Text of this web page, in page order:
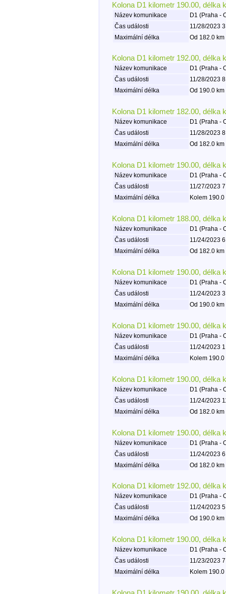
Kolona D1 kilometr 190.00, délka
Název komunikace
D1 (Praha -
Čas události
11/28/2023
Maximální délka
Od 182.0
Kolona D1 kilometr 192.00, délka
Název komunikace
D1 (Praha -
Čas události
11/28/2023
Maximální délka
Od 190.0
Kolona D1 kilometr 182.00, délka
Název komunikace
D1 (Praha -
Čas události
11/28/2023
Maximální délka
Od 182.0
Kolona D1 kilometr 190.00, délka
Název komunikace
D1 (Praha -
Čas události
11/27/2023
Maximální délka
Kolem
Kolona D1 kilometr 188.00, délka
Název komunikace
D1 (Praha -
Čas události
11/24/2023
Maximální délka
Od 182.0
Kolona D1 kilometr 190.00, délka
Název komunikace
D1 (Praha -
Čas události
11/24/2023
Maximální délka
Od 190.0
Kolona D1 kilometr 190.00, délka
Název komunikace
D1 (Praha -
Čas události
11/24/2023
Maximální délka
Kolem
Kolona D1 kilometr 190.00, délka
Název komunikace
D1 (Praha -
Čas události
11/24/2023
Maximální délka
Od 182.0
Kolona D1 kilometr 190.00, délka
Název komunikace
D1 (Praha -
Čas události
11/24/2023
Maximální délka
Od 182.0
Kolona D1 kilometr 192.00, délka
Název komunikace
D1 (Praha -
Čas události
11/24/2023
Maximální délka
Od 190.0
Kolona D1 kilometr 190.00, délka
Název komunikace
D1 (Praha -
Čas události
11/23/2023
Maximální délka
Kolem